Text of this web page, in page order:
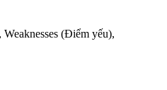
(Điểm yếu),